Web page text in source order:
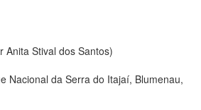
Anita Stival dos Santos)
Nacional da Serra do Itajaí, Blumenau,